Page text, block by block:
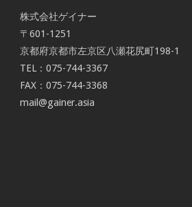
株式会社ゲイナー
〒601-1251
京都府京都市左京区八瀬花尻町198-1
TEL：075-744-3367
FAX：075-744-3368
mail@gainer.asia